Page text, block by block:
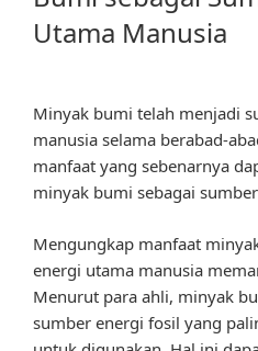
Utama Manusia
Minyak bumi telah menjadi
manusia selama berabad-
manfaat yang sebenarnya
minyak bumi sebagai
Mengungkap manfaat
energi utama manusia
Menurut para ahli, minyak
sumber energi fosil yang